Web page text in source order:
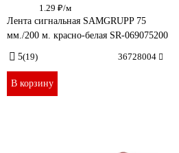
1.29 ₽/м
Лента сигнальная SAMGRUPP 75
мм./200 м. красно-белая SR-069075200
5(19) 36728004
В корзину